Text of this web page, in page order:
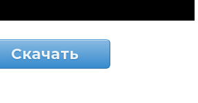
Скачать